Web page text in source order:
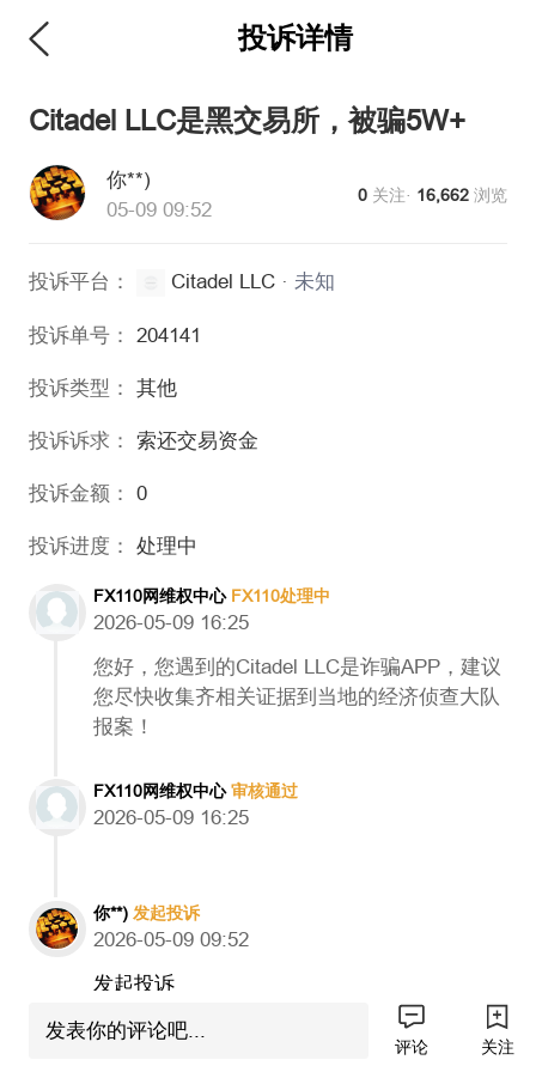
投诉详情
Citadel LLC是黑交易所，被骗5W+
你**)
05-09 09:52
0 关注· 16,662 浏览
投诉平台： Citadel LLC· 未知
投诉单号： 204141
投诉类型： 其他
投诉诉求： 索还交易资金
投诉金额： 0
投诉进度： 处理中
FX110网维权中心 FX110处理中
2026-05-09 16:25
您好，您遇到的Citadel LLC是诈骗APP，建议
您尽快收集齐相关证据到当地的经济侦查大队
报案！
FX110网维权中心审核通过
2026-05-09 16:25
你**) 发起投诉
2026-05-09 09:52
发起投诉
大学生毕业被骗5w➕
发表你的评论吧...
评论 关注